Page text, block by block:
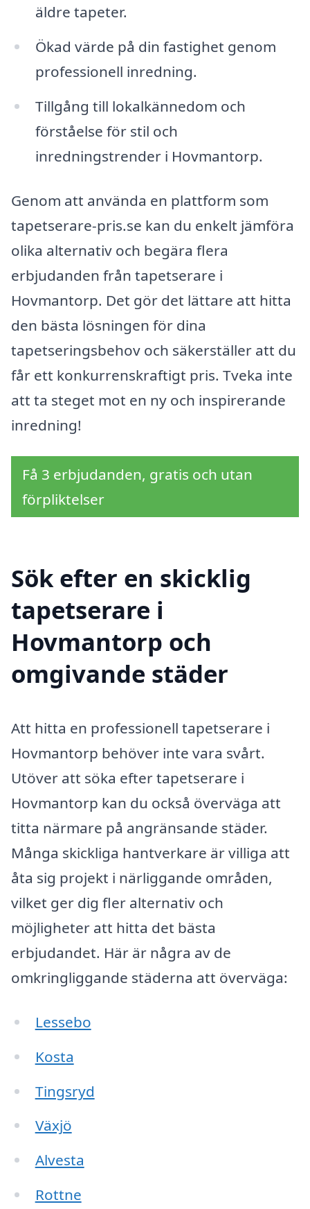
äldre tapeter.
Ökad värde på din fastighet genom
professionell inredning.
Tillgång till lokalkännedom och
förståelse för stil och
inredningstrender i Hovmantorp.
Genom att använda en plattform som
tapetserare-pris.se kan du enkelt jämföra
olika alternativ och begära flera
erbjudanden från tapetserare i
Hovmantorp. Det gör det lättare att hitta
den bästa lösningen för dina
tapetseringsbehov och säkerställer att du
får ett konkurrenskraftigt pris. Tveka inte
att ta steget mot en ny och inspirerande
inredning!
Få 3 erbjudanden, gratis och utan
förpliktelser
Sök efter en skicklig
tapetserare i
Hovmantorp och
omgivande städer
Att hitta en professionell tapetserare i
Hovmantorp behöver inte vara svårt.
Utöver att söka efter tapetserare i
Hovmantorp kan du också överväga att
titta närmare på angränsande städer.
Många skickliga hantverkare är villiga att
åta sig projekt i närliggande områden,
vilket ger dig fler alternativ och
möjligheter att hitta det bästa
erbjudandet. Här är några av de
omkringliggande städerna att överväga:
Lessebo
Kosta
Tingsryd
Växjö
Alvesta
Rottne